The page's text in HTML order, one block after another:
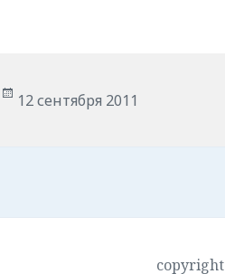
Опубликовано
12 сентября 2011